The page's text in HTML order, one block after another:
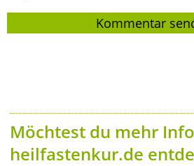
Möchtest du mehr
heilfastenkur.de